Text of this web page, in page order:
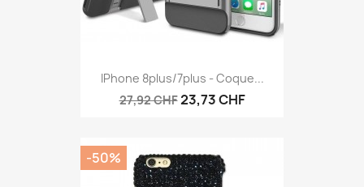
IPhone 8plus/7plus - Coque...
27,92 CHF23,73 CHF
-50%